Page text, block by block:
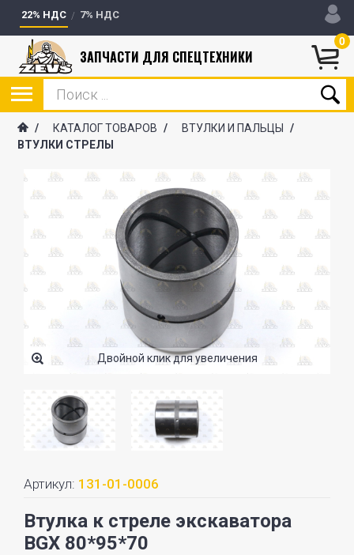
22% НДС 7% НДС
0
ЗАПЧАСТИ ДЛЯ СПЕЦТЕХНИКИ
/ КАТАЛОГ ТОВАРОВ / ВТУЛКИ И ПАЛЬЦЫ
/
ВТУЛКИ СТРЕЛЫ
Двойной клик для увеличения
Артикул: 131-01-0006
Втулка к стреле экскаватора
BGX 80*95*70